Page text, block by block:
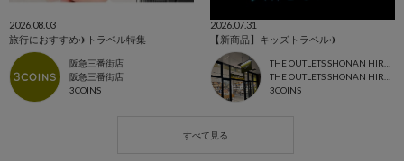
2026.08.03
旅行におすすめ✈️トラベル特集
阪急三番街店
阪急三番街店
3COINS
2026.07.31
【新商品】キッズトラベル✈️
3COINS